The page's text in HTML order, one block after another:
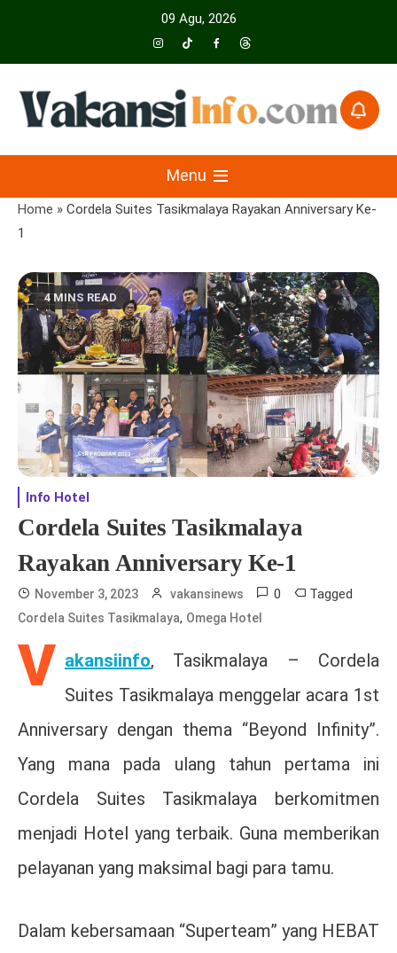
09 Agu, 2026
VakansiinfoMenu
Home » Cordela Suites Tasikmalaya Rayakan Anniversary Ke-
1
4 MINS READ
Info Hotel
Cordela Suites Tasikmalaya
Rayakan Anniversary Ke-1
November 3, 2023 vakansinews 0 Tagged
Cordela Suites Tasikmalaya, Omega Hotel
V akansiinfo, Tasikmalaya – Cordela
Suites Tasikmalaya menggelar acara 1st
Anniversary dengan thema “Beyond Infinity”.
Yang mana pada ulang tahun pertama ini
Cordela Suites Tasikmalaya berkomitmen
menjadi Hotel yang terbaik. Guna memberikan
pelayanan yang maksimal bagi para tamu.
Dalam kebersamaan “Superteam” yang HEBAT